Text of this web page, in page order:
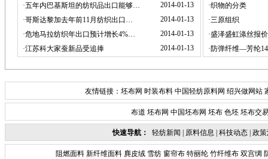
·五年内巴基斯坦的纺织品出口能够…
2014-01-13
·哥斯达黎加去年前11月纺织出口…
2014-01-13
·危地马拉纺织年出口预计增长4%…
2014-01-13
·江苏科大家蚕新品受追捧 2014-01-13
·织物的分类
·三原组织
·盛泽盛虹涤丝报
·防弹纤维—芳纶
友情链接： 坯布网 时装布料 中国轻纺原料网 绍兴做网站
布道 坯布网 中国坯布网 坯布 色坯 坯布交
快速导航： 轻纺新闻 原料信息 科技动态| 政
阻燃面料新纤维面料麂皮绒雪纺窗帘布特丽纶竹纤维布双宫绸